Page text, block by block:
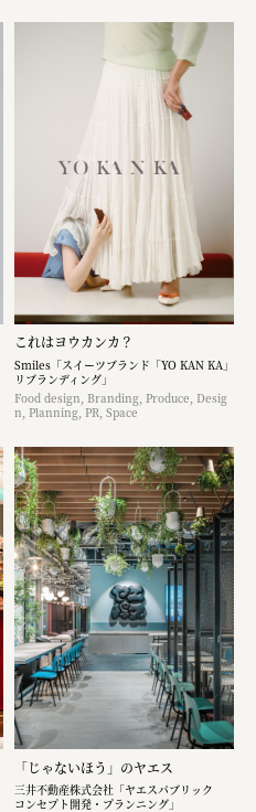
これはヨウカンカ？
Smiles「スイーツブランド「YO KAN KA」
リブランディング」
Food design, Branding, Produce, Desig
n, Planning, PR, Space
「じゃないほう」のヤエス
三井不動産株式会社「ヤエスパブリック
コンセプト開発・プランニング」